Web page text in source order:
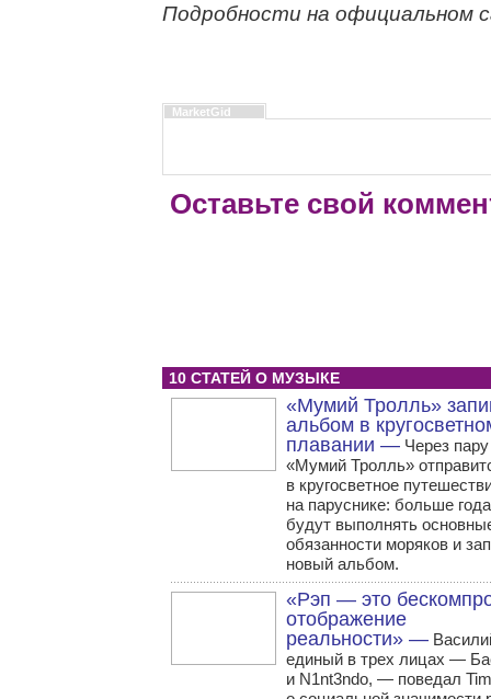
Подробности на официальном
MarketGid
Оставьте свой
10 СТАТЕЙ О МУЗЫКЕ
«Мумий Тролль»
альбом в
плавании — Через
«Мумий Тролль»
в кругосветное
на паруснике: больше
будут выполнять
обязанности моряков и
новый альбом.
«Рэп — это
отображение
реальности» —
единый в трех лицах —
и N1nt3ndo, — поведал